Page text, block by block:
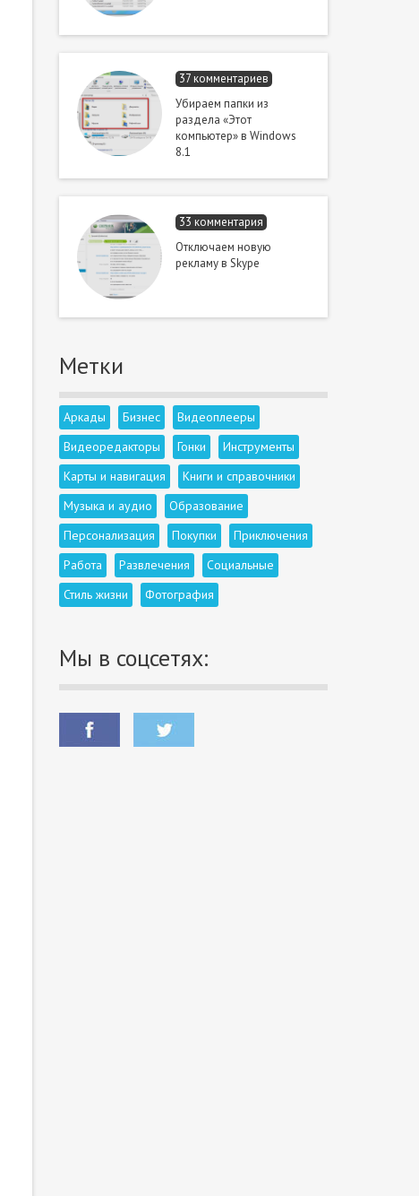
37 комментариев
Убираем папки из
раздела «Этот
компьютер» в Windows
8.1
33 комментария
Отключаем новую
рекламу в Skype
Метки
Аркады Бизнес
Видеоплееры
Видеоредакторы
Гонки
Инструменты
Карты и навигация
Книги и справочники
Музыка и аудио
Образование
Персонализация
Покупки
Приключения
Работа
Развлечения
Социальные
Стиль жизни
Фотография
Мы в соцсетях: